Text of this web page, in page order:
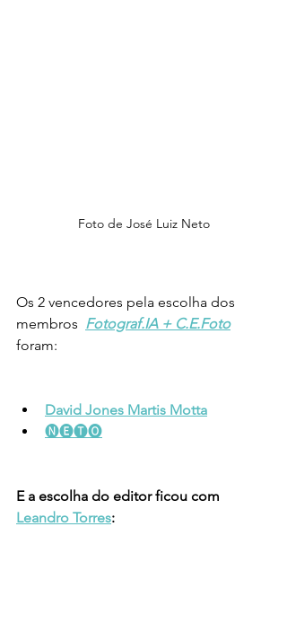
Foto de José Luiz Neto
Os 2 vencedores pela escolha dos
membros Fotograf.IA + C.E.Foto
foram:
David Jones Martis Motta
🅝🅔🅣🅞
E a escolha do editor ficou com
Leandro Torres: